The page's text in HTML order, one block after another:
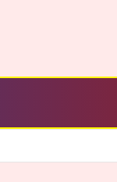
से मचा हड़कंप